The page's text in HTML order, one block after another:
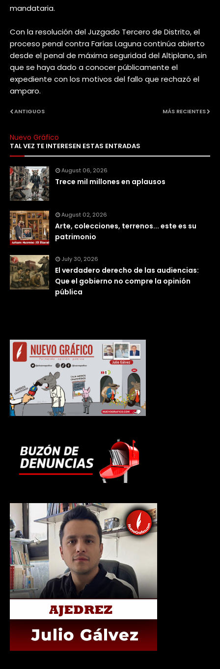
mandataria.
Con la resolución del Juzgado Tercero de Distrito, el
proceso penal contra Farías Laguna continúa abierto
desde el penal de máxima seguridad del Altiplano, sin
que se haya dado a conocer públicamente el
expediente con los motivos del fallo que rechazó el
amparo.
MÁS RECIENTES
ANTIGUOS
Nuevo Gráfico
TAL VEZ TE INTERESEN ESTAS ENTRADAS
August 06, 2026
Trece mil millones en aplausos
August 02, 2026
Arte, colecciones, terrenos... este es su
patrimonio
July 30, 2026
El verdadero derecho de las audiencias:
Que el gobierno no compre la opinión
pública